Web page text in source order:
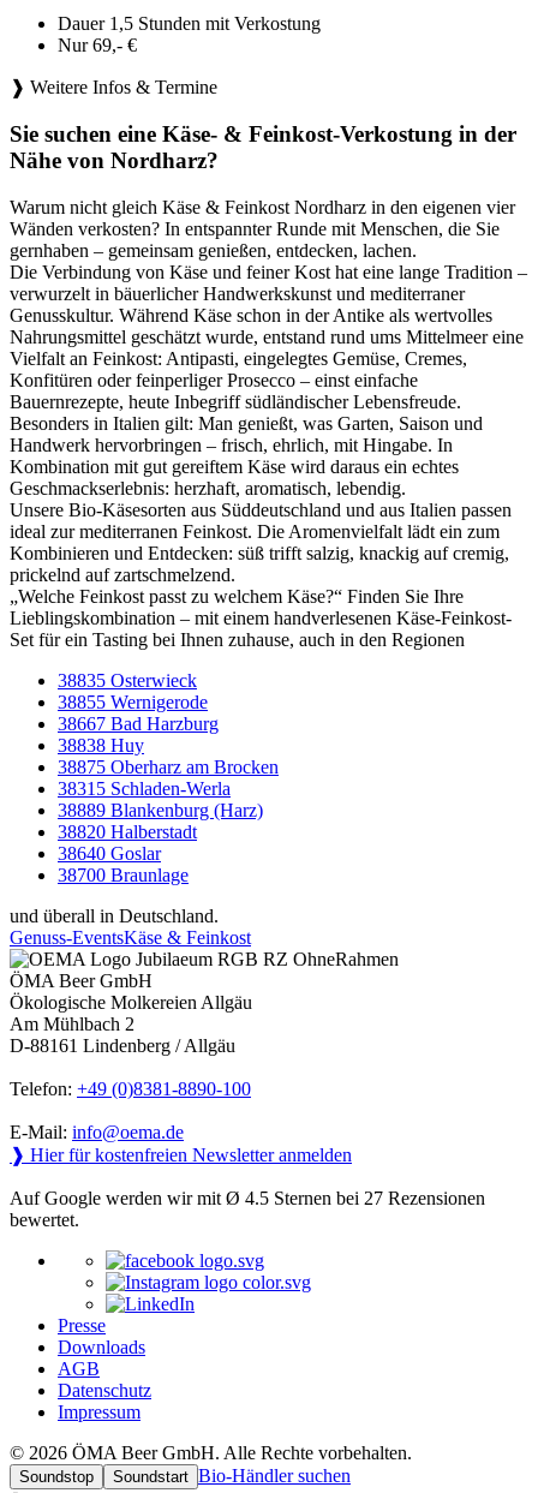
Dauer 1,5 Stunden mit Verkostung
Nur 69,- €
❱ Weitere Infos & Termine
Sie suchen eine Käse- & Feinkost-Verkostung in der
Nähe von Nordharz?
Warum nicht gleich Käse & Feinkost Nordharz in den eigenen vier
Wänden verkosten? In entspannter Runde mit Menschen, die Sie
gernhaben – gemeinsam genießen, entdecken, lachen.
Die Verbindung von Käse und feiner Kost hat eine lange Tradition –
verwurzelt in bäuerlicher Handwerkskunst und mediterraner
Genusskultur. Während Käse schon in der Antike als wertvolles
Nahrungsmittel geschätzt wurde, entstand rund ums Mittelmeer eine
Vielfalt an Feinkost: Antipasti, eingelegtes Gemüse, Cremes,
Konfitüren oder feinperliger Prosecco – einst einfache
Bauernrezepte, heute Inbegriff südländischer Lebensfreude.
Besonders in Italien gilt: Man genießt, was Garten, Saison und
Handwerk hervorbringen – frisch, ehrlich, mit Hingabe. In
Kombination mit gut gereiftem Käse wird daraus ein echtes
Geschmackserlebnis: herzhaft, aromatisch, lebendig.
Unsere Bio-Käsesorten aus Süddeutschland und aus Italien passen
ideal zur mediterranen Feinkost. Die Aromenvielfalt lädt ein zum
Kombinieren und Entdecken: süß trifft salzig, knackig auf cremig,
prickelnd auf zartschmelzend.
„Welche Feinkost passt zu welchem Käse?“ Finden Sie Ihre
Lieblingskombination – mit einem handverlesenen Käse-Feinkost-
Set für ein Tasting bei Ihnen zuhause, auch in den Regionen
38835 Osterwieck
38855 Wernigerode
38667 Bad Harzburg
38838 Huy
38875 Oberharz am Brocken
38315 Schladen-Werla
38889 Blankenburg (Harz)
38820 Halberstadt
38640 Goslar
38700 Braunlage
und überall in Deutschland.
Genuss-EventsKäse & Feinkost
ÖMA Beer GmbH
Ökologische Molkereien Allgäu
Am Mühlbach 2
D-88161 Lindenberg / Allgäu
Telefon: +49 (0)8381-8890-100
E-Mail: info@oema.de
❱ Hier für kostenfreien Newsletter anmelden
Auf Google werden wir mit Ø 4.5 Sternen bei 27 Rezensionen
bewertet.
Presse
Downloads
AGB
Datenschutz
Impressum
© 2026 ÖMA Beer GmbH. Alle Rechte vorbehalten.
Soundstop Soundstart Bio-Händler suchen